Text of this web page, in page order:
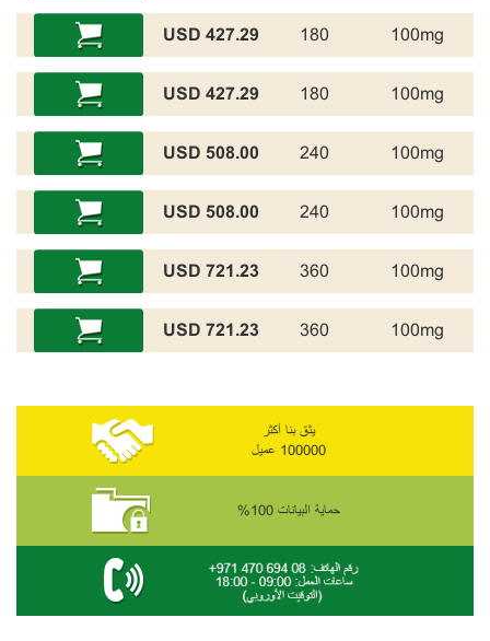
100mg
180
427.29 USD
100mg
180
427.29 USD
100mg
240
508.00 USD
100mg
240
508.00 USD
100mg
360
721.23 USD
100mg
360
721.23 USD
يثق بنا أكثر
100000 عميل
حماية البيانات 100%